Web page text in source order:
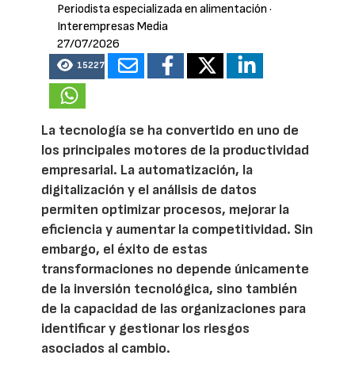
Periodista especializada en alimentación ·
Interempresas Media
27/07/2026
15227
La tecnología se ha convertido en uno de
los principales motores de la productividad
empresarial. La automatización, la
digitalización y el análisis de datos
permiten optimizar procesos, mejorar la
eficiencia y aumentar la competitividad. Sin
embargo, el éxito de estas
transformaciones no depende únicamente
de la inversión tecnológica, sino también
de la capacidad de las organizaciones para
identificar y gestionar los riesgos
asociados al cambio.